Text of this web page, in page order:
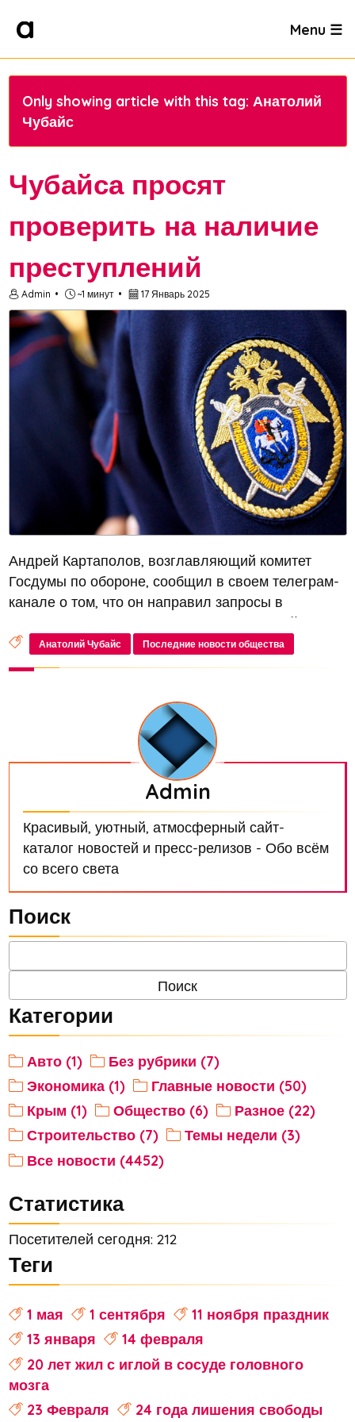
Menu ☰
Only showing article with this tag: Анатолий
Чубайс
Чубайса просят
проверить на наличие
преступлений
Admin ~1 минут 17 Январь 2025
Андрей Картаполов, возглавляющий комитет
Госдумы по обороне, сообщил в своем телеграм-
канале о том, что он направил запросы в
Генеральную прокуратуру и Следственный
комитет России с просьбой провести проверку в
отношении бывшего главы «Роснано» Анато...
Анатолий Чубайс Последние новости общества
Admin
Красивый, уютный, атмосферный сайт-
каталог новостей и пресс-релизов - Обо всём
со всего света
Поиск
Категории
Авто (1)
Без рубрики (7)
Экономика (1)
Главные новости (50)
Крым (1)
Общество (6)
Разное (22)
Строительство (7)
Темы недели (3)
Все новости (4452)
Статистика
Посетителей сегодня: 212
Теги
1 мая 1 сентября
11 ноября праздник
13 января
14 февраля
20 лет жил с иглой в сосуде головного
мозга
23 Февраля
24 года лишения свободы